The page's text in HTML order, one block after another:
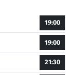
19:00
19:00
21:30